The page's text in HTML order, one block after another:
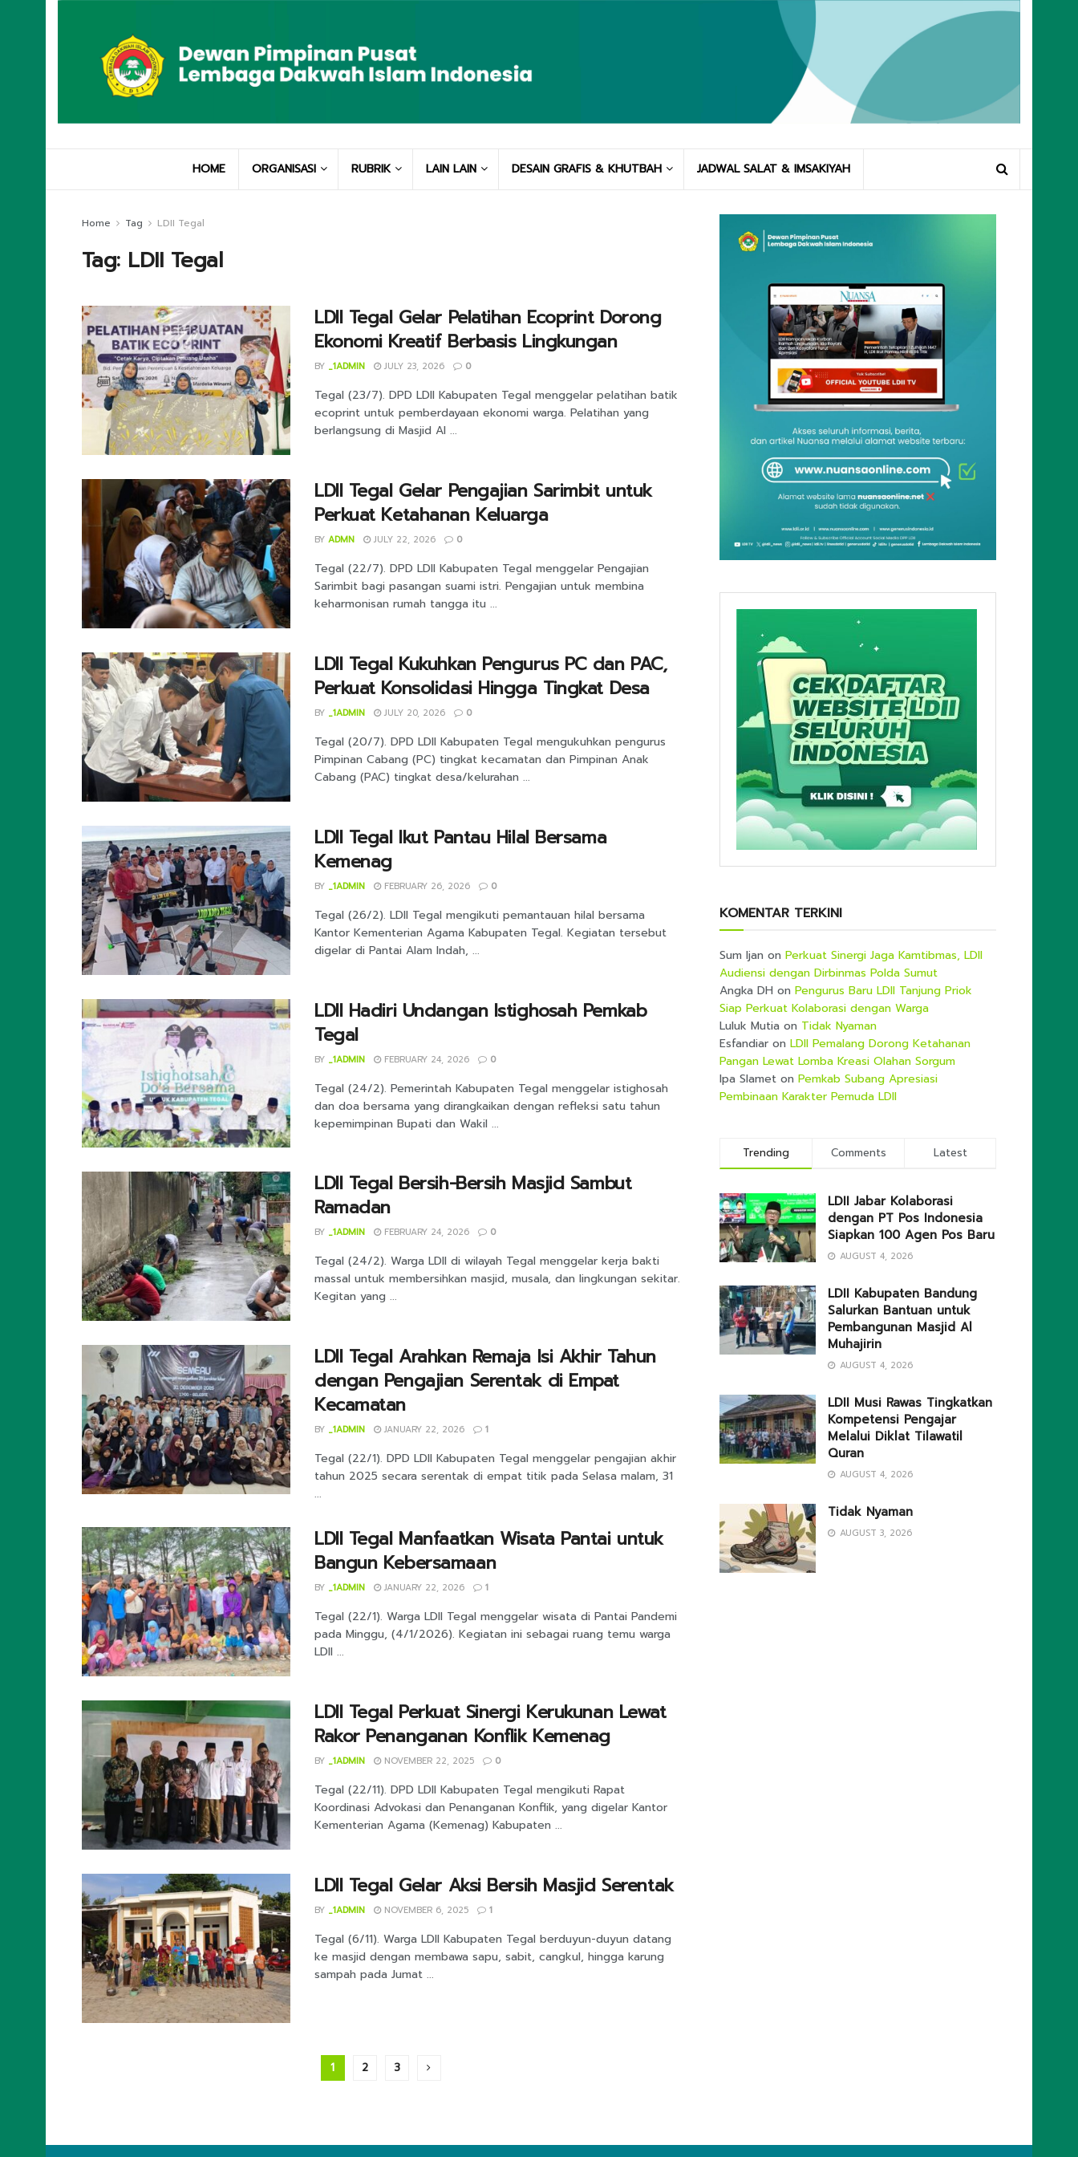
HOME ORGANISASI RUBRIK LAIN LAIN DESAIN GRAFIS & KHUTBAH JADWAL SALAT & IMSAKIYAH
Home Tag LDII Tegal
Tag: LDII Tegal
LDII Tegal Gelar Pelatihan Ecoprint Dorong
Ekonomi Kreatif Berbasis Lingkungan
BY _1ADMIN JULY 23, 2026 0
Tegal (23/7). DPD LDII Kabupaten Tegal menggelar pelatihan batik
ecoprint untuk pemberdayaan ekonomi warga. Pelatihan yang
berlangsung di Masjid Al ...
LDII Tegal Gelar Pengajian Sarimbit untuk
Perkuat Ketahanan Keluarga
BY ADMN JULY 22, 2026 0
Tegal (22/7). DPD LDII Kabupaten Tegal menggelar Pengajian
Sarimbit bagi pasangan suami istri. Pengajian untuk membina
keharmonisan rumah tangga itu ...
LDII Tegal Kukuhkan Pengurus PC dan PAC,
Perkuat Konsolidasi Hingga Tingkat Desa
BY _1ADMIN JULY 20, 2026 0
Tegal (20/7). DPD LDII Kabupaten Tegal mengukuhkan pengurus
Pimpinan Cabang (PC) tingkat kecamatan dan Pimpinan Anak
Cabang (PAC) tingkat desa/kelurahan ...
LDII Tegal Ikut Pantau Hilal Bersama
Kemenag
BY _1ADMIN FEBRUARY 26, 2026 0
Tegal (26/2). LDII Tegal mengikuti pemantauan hilal bersama
Kantor Kementerian Agama Kabupaten Tegal. Kegiatan tersebut
digelar di Pantai Alam Indah, ...
LDII Hadiri Undangan Istighosah Pemkab
Tegal
BY _1ADMIN FEBRUARY 24, 2026 0
Tegal (24/2). Pemerintah Kabupaten Tegal menggelar istighosah
dan doa bersama yang dirangkaikan dengan refleksi satu tahun
kepemimpinan Bupati dan Wakil ...
LDII Tegal Bersih-Bersih Masjid Sambut
Ramadan
BY _1ADMIN FEBRUARY 24, 2026 0
Tegal (24/2). Warga LDII di wilayah Tegal menggelar kerja bakti
massal untuk membersihkan masjid, musala, dan lingkungan sekitar.
Kegitan yang ...
LDII Tegal Arahkan Remaja Isi Akhir Tahun
dengan Pengajian Serentak di Empat
Kecamatan
BY _1ADMIN JANUARY 22, 2026 1
Tegal (22/1). DPD LDII Kabupaten Tegal menggelar pengajian akhir
tahun 2025 secara serentak di empat titik pada Selasa malam, 31
...
LDII Tegal Manfaatkan Wisata Pantai untuk
Bangun Kebersamaan
BY _1ADMIN JANUARY 22, 2026 1
Tegal (22/1). Warga LDII Tegal menggelar wisata di Pantai Pandemi
pada Minggu, (4/1/2026). Kegiatan ini sebagai ruang temu warga
LDII ...
LDII Tegal Perkuat Sinergi Kerukunan Lewat
Rakor Penanganan Konflik Kemenag
BY _1ADMIN NOVEMBER 22, 2025 0
Tegal (22/11). DPD LDII Kabupaten Tegal mengikuti Rapat
Koordinasi Advokasi dan Penanganan Konflik, yang digelar Kantor
Kementerian Agama (Kemenag) Kabupaten ...
LDII Tegal Gelar Aksi Bersih Masjid Serentak
BY _1ADMIN NOVEMBER 6, 2025 1
Tegal (6/11). Warga LDII Kabupaten Tegal berduyun-duyun datang
ke masjid dengan membawa sapu, sabit, cangkul, hingga karung
sampah pada Jumat ...
1 2 3
KOMENTAR TERKINI
Sum Ijan on Perkuat Sinergi Jaga Kamtibmas, LDII
Audiensi dengan Dirbinmas Polda Sumut
Angka DH on Pengurus Baru LDII Tanjung Priok
Siap Perkuat Kolaborasi dengan Warga
Luluk Mutia on Tidak Nyaman
Esfandiar on LDII Pemalang Dorong Ketahanan
Pangan Lewat Lomba Kreasi Olahan Sorgum
Ipa Slamet on Pemkab Subang Apresiasi
Pembinaan Karakter Pemuda LDII
Trending Comments Latest
LDII Jabar Kolaborasi
dengan PT Pos Indonesia
Siapkan 100 Agen Pos Baru
AUGUST 4, 2026
LDII Kabupaten Bandung
Salurkan Bantuan untuk
Pembangunan Masjid Al
Muhajirin
AUGUST 4, 2026
LDII Musi Rawas Tingkatkan
Kompetensi Pengajar
Melalui Diklat Tilawatil
Quran
AUGUST 4, 2026
Tidak Nyaman
AUGUST 3, 2026